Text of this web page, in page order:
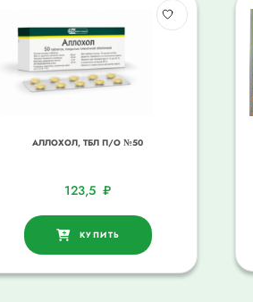
АЛЛОХОЛ, ТБЛ П/О №50
123,5₽
КУПИТЬ